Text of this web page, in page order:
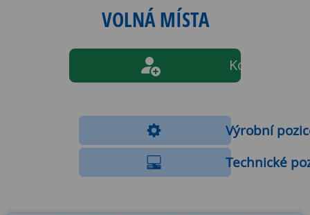
VOLNÁ MÍSTA
Kontaktujte
Výrobní
Technické